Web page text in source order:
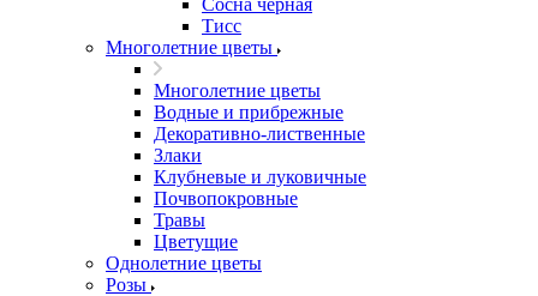
Сосна черная
Тисс
Многолетние цветы
Многолетние цветы
Водные и прибрежные
Декоративно-лиственные
Злаки
Клубневые и луковичные
Почвопокровные
Травы
Цветущие
Однолетние цветы
Розы